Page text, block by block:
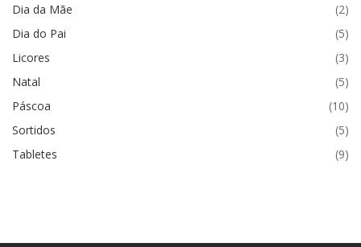
Dia da Mãe
(2)
Dia do Pai
(5)
Licores
(3)
Natal
(5)
Páscoa
(10)
Sortidos
(5)
Tabletes
(9)